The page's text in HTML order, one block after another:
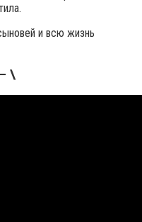
и всю жизнь
\